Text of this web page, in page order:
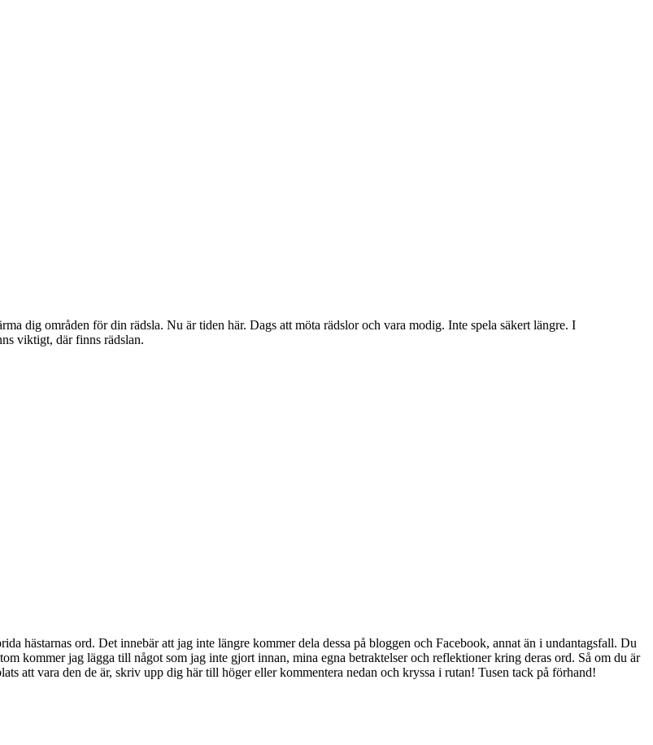
dig områden för din rädsla. Nu är tiden här. Dags att möta rädslor och vara modig. Inte spela säkert längre. I
viktigt, där finns rädslan.
hästarnas ord. Det innebär att jag inte längre kommer dela dessa på bloggen och Facebook, annat än i undantagsfall. Du
kommer jag lägga till något som jag inte gjort innan, mina egna betraktelser och reflektioner kring deras ord. Så om du är
att vara den de är, skriv upp dig här till höger eller kommentera nedan och kryssa i rutan! Tusen tack på förhand!